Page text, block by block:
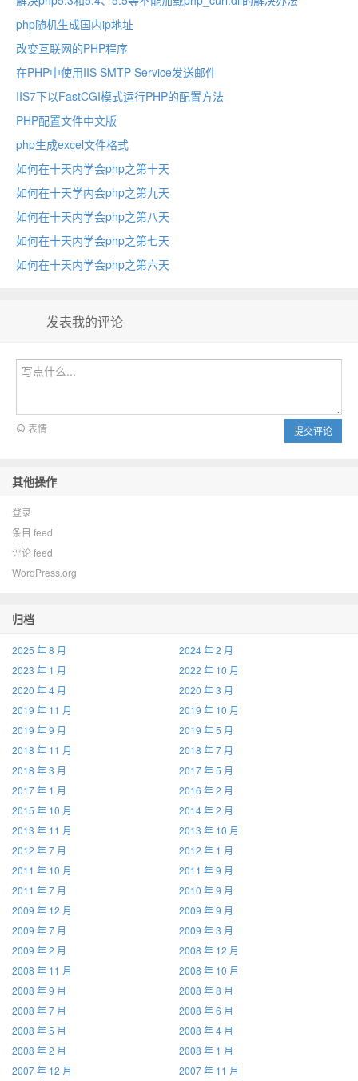
php随机生成国内ip地址
改变互联网的PHP程序
在PHP中使用IIS SMTP Service发送邮件
IIS7下以FastCGI模式运行PHP的配置方法
PHP配置文件中文版
php生成excel文件格式
如何在十天内学会php之第十天
如何在十天学内会php之第九天
如何在十天内学会php之第八天
如何在十天内学会php之第七天
如何在十天内学会php之第六天
发表我的评论
提交评论
表情
其他操作
登录
条目 feed
评论 feed
WordPress.org
归档
2025 年 8 月
2024 年 2 月
2023 年 1 月
2022 年 10 月
2020 年 4 月
2020 年 3 月
2019 年 11 月
2019 年 10 月
2019 年 9 月
2019 年 5 月
2018 年 11 月
2018 年 7 月
2018 年 3 月
2017 年 5 月
2017 年 1 月
2016 年 2 月
2015 年 10 月
2014 年 2 月
2013 年 11 月
2013 年 10 月
2012 年 7 月
2012 年 1 月
2011 年 10 月
2011 年 9 月
2011 年 7 月
2010 年 9 月
2009 年 12 月
2009 年 9 月
2009 年 7 月
2009 年 3 月
2009 年 2 月
2008 年 12 月
2008 年 11 月
2008 年 10 月
2008 年 9 月
2008 年 8 月
2008 年 7 月
2008 年 6 月
2008 年 5 月
2008 年 4 月
2008 年 2 月
2008 年 1 月
2007 年 12 月
2007 年 11 月